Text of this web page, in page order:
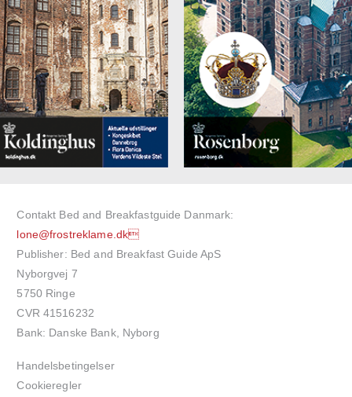
Contakt Bed and Breakfastguide Danmark:
lone@frostreklame.dk
Publisher: Bed and Breakfast Guide ApS
Nyborgvej 7
5750 Ringe
CVR 41516232
Bank: Danske Bank, Nyborg
Handelsbetingelser
Cookieregler